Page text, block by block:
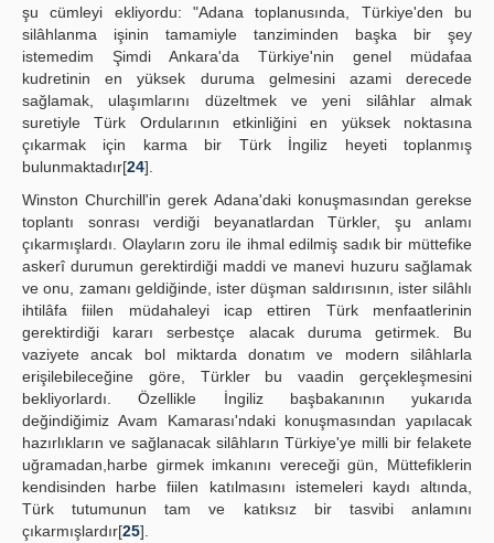
şu cümleyi ekliyordu: "Adana toplanusında, Türkiye'den bu
silâhlanma işinin tamamiyle tanziminden başka bir şey
istemedim Şimdi Ankara'da Türkiye'nin genel müdafaa
kudretinin en yüksek duruma gelmesini azami derecede
sağlamak, ulaşımlarını düzeltmek ve yeni silâhlar almak
suretiyle Türk Ordularının etkinliğini en yüksek noktasına
çıkarmak için karma bir Türk İngiliz heyeti toplanmış
bulunmaktadır[24].
Winston Churchill'in gerek Adana'daki konuşmasından gerekse
toplantı sonrası verdiği beyanatlardan Türkler, şu anlamı
çıkarmışlardı. Olayların zoru ile ihmal edilmiş sadık bir müttefike
askerî durumun gerektirdiği maddi ve manevi huzuru sağlamak
ve onu, zamanı geldiğinde, ister düşman saldırısının, ister silâhlı
ihtilâfa fiilen müdahaleyi icap ettiren Türk menfaatlerinin
gerektirdiği kararı serbestçe alacak duruma getirmek. Bu
vaziyete ancak bol miktarda donatım ve modern silâhlarla
erişilebileceğine göre, Türkler bu vaadin gerçekleşmesini
bekliyorlardı. Özellikle İngiliz başbakanının yukarıda
değindiğimiz Avam Kamarası'ndaki konuşmasından yapılacak
hazırlıkların ve sağlanacak silâhların Türkiye'ye milli bir felakete
uğramadan,harbe girmek imkanını vereceği gün, Müttefiklerin
kendisinden harbe fiilen katılmasını istemeleri kaydı altında,
Türk tutumunun tam ve katıksız bir tasvibi anlamını
çıkarmışlardır[25].